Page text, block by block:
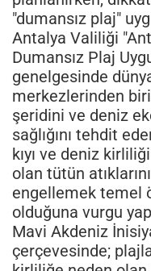
"dumansız plaj"
Antalya Valiliği
Dumansız Plaj
genelgesinde
merkezlerinden
şeridini ve deniz
sağlığını tehdit
kıyı ve deniz
olan tütün
engellemek temel
olduğuna vurgu
Mavi Akdeniz
çerçevesinde;